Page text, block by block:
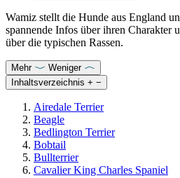
Wamiz stellt die Hunde aus England
spannende Infos über ihren Charakter
über die typischen Rassen.
Mehr
Weniger
Inhaltsverzeichnis + −
Airedale Terrier
Beagle
Bedlington Terrier
Bobtail
Bullterrier
Cavalier King Charles Spaniel